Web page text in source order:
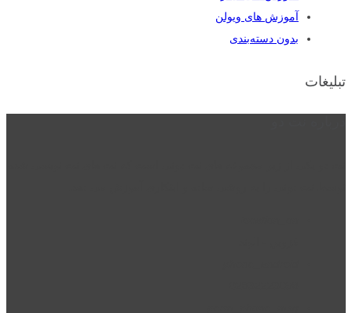
آموزش های ویولن
بدون دسته‌بندی
تبلیغات